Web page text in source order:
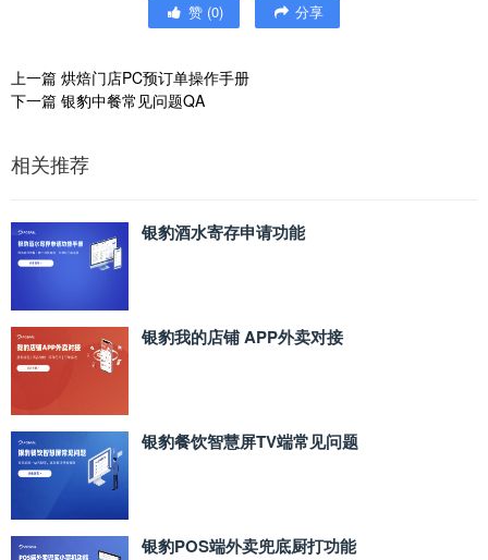
赞 (0) 分享
上一篇 烘焙门店PC预订单操作手册
下一篇 银豹中餐常见问题QA
相关推荐
银豹酒水寄存申请功能
银豹我的店铺 APP外卖对接
银豹餐饮智慧屏TV端常见问题
银豹POS端外卖兜底厨打功能